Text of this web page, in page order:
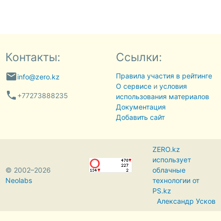
Контакты:
emailinfo@zero.kz
phone +77273888235
Ссылки:
Правила участия в рейтинге
О сервисеи условия
использования материалов
Документация
Добавить сайт
© 2002–2026
Neolabs
ZERO.kz
использует
облачные
технологии от
PS.kz
Александр Усков